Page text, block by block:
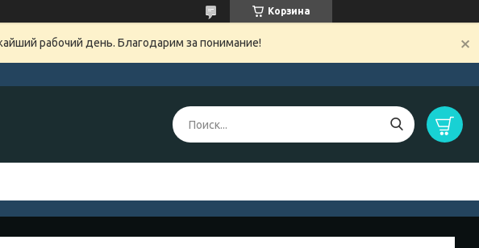
Корзина
рабочий день. Благодарим за понимание!